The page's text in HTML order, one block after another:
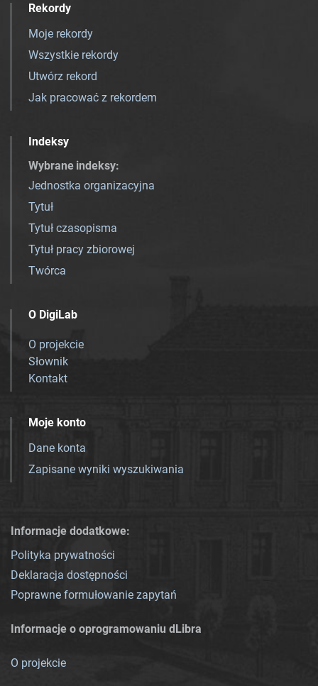
Rekordy
Moje rekordy
Wszystkie rekordy
Utwórz rekord
Jak pracować z rekordem
Indeksy
Wybrane indeksy:
Jednostka organizacyjna
Tytuł
Tytuł czasopisma
Tytuł pracy zbiorowej
Twórca
O DigiLab
O projekcie
Słownik
Kontakt
Moje konto
Dane konta
Zapisane wyniki wyszukiwania
Informacje dodatkowe:
Polityka prywatności
Deklaracja dostępności
Poprawne formułowanie zapytań
Informacje o oprogramowaniu dLibra
O projekcie